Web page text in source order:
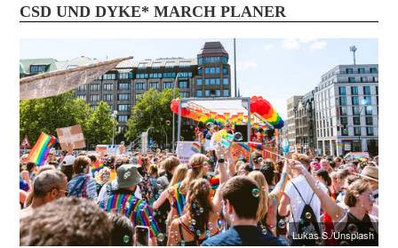
CSD UND DYKE* MARCH PLANER
Lukas S./Unsplash